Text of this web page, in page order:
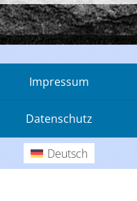
Impressum
Datenschutz
Deutsch